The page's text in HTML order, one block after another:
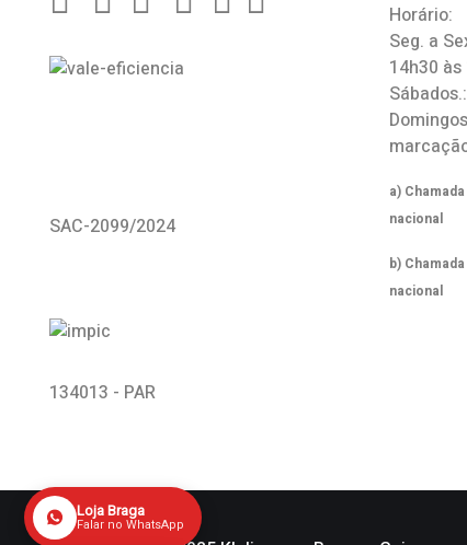
SAC-2099/2024
134013 - PAR
Horário:
Seg. a
14h30 às
a)
nacional
b)
nacional
Loja Braga
Falar no WhatsApp